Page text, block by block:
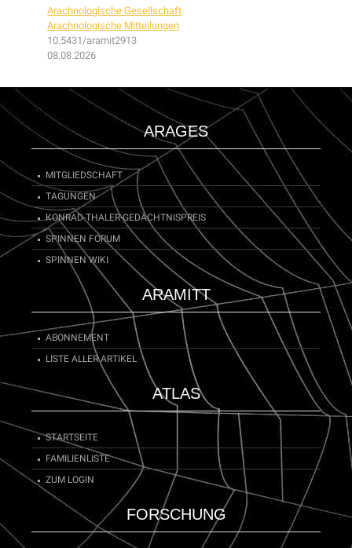
Arachnologische Gesellschaft
Arachnologische Mitteilungen
10.5431/aramit2913
08.08.2026
ARAGES
MITGLIEDSCHAFT
TAGUNGEN
KONRAD-THALER-GEDÄCHTNISPREIS
SPINNEN FORUM
SPINNEN WIKI
ARAMITT
ABONNEMENT
LISTE ALLER ARTIKEL
ATLAS
STARTSEITE
FAMILIENLISTE
ZUM LOGIN
FORSCHUNG